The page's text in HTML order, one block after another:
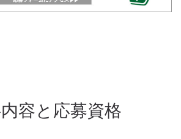
容と応募資格